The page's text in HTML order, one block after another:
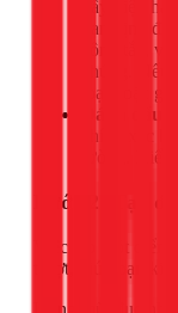
dây điện
bạn định
công tắc,
chúng.
loại hoặc
Đánh dấu
chính xác
tường.
Bước 2: Tạo
Việc tạo một
trượt, giúp bạn